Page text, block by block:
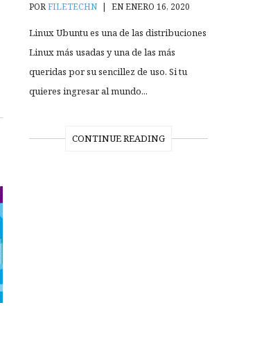
PORFILETECHN | EN ENERO 16, 2020
Linux Ubuntu es una de las distribuciones
Linux más usadas y una de las más
queridas por su sencillez de uso. Si tu
quieres ingresar al mundo...
CONTINUE READING